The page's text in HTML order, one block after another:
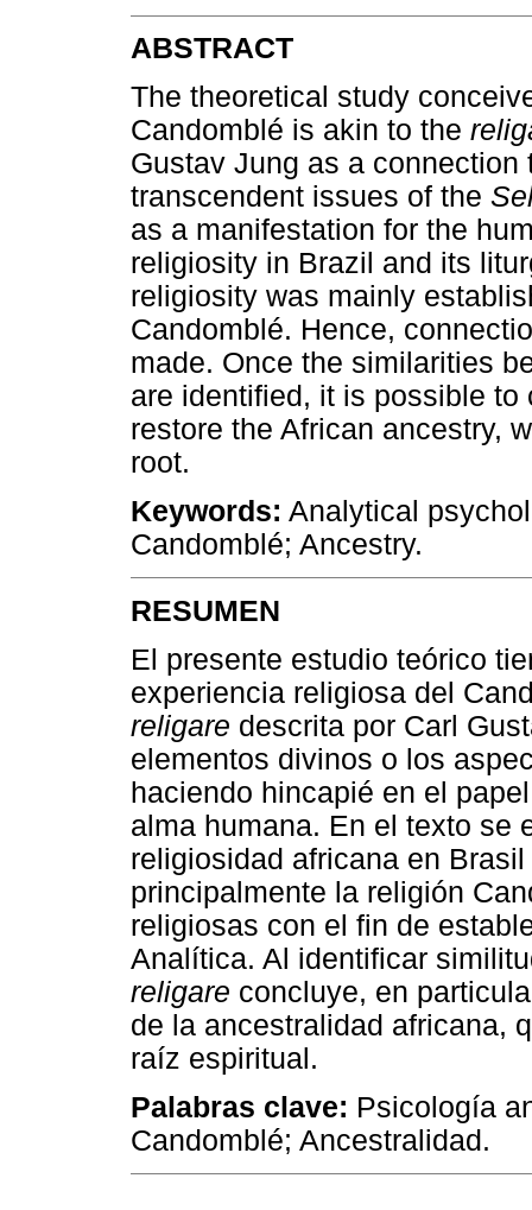
ABSTRACT
The theoretical study
Candomblé is akin to the
Gustav Jung as a
transcendent issues of the
as a manifestation for the
religiosity in Brazil and its
religiosity was mainly
Candomblé. Hence,
made. Once the similarities
are identified, it is possible
restore the African ancestry,
root.
Keywords: Analytical
Candomblé; Ancestry.
RESUMEN
El presente estudio teórico
experiencia religiosa del
religare descrita por Carl
elementos divinos o los
haciendo hincapié en el
alma humana. En el texto se
religiosidad africana en
principalmente la religión
religiosas con el fin de
Analítica. Al identificar
religare concluye, en
de la ancestralidad africana,
raíz espiritual.
Palabras clave: Psicología
Candomblé; Ancestralidad.